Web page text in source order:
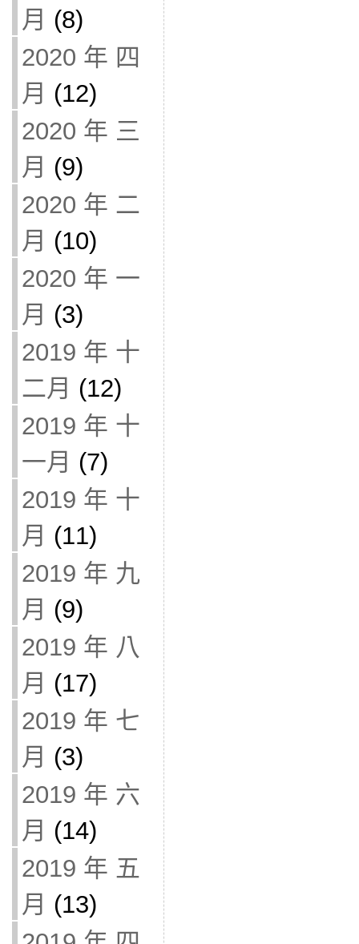
月 (8)
2020 年 四
月 (12)
2020 年 三
月 (9)
2020 年 二
月 (10)
2020 年 一
月 (3)
2019 年 十
二月 (12)
2019 年 十
一月 (7)
2019 年 十
月 (11)
2019 年 九
月 (9)
2019 年 八
月 (17)
2019 年 七
月 (3)
2019 年 六
月 (14)
2019 年 五
月 (13)